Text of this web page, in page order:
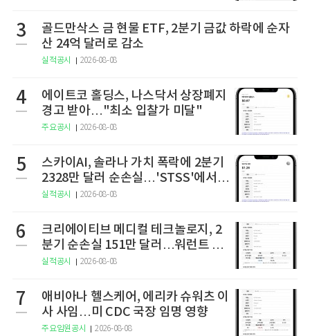
3
골드만삭스 금 현물 ETF, 2분기 금값 하락에 순자
산 24억 달러로 감소
실적공시 2026-08-08
4
에이트코 홀딩스, 나스닥서 상장폐지
경고 받아…"최소 입찰가 미달"
주요공시 2026-08-08
5
스카이AI, 솔라나 가치 폭락에 2분기
2328만 달러 순손실…'STSS'에서
사명·티커 변경 완료
실적공시 2026-08-08
6
크리에이티브 메디컬 테크놀로지, 2
분기 순손실 151만 달러…워런트 행
사로 446만 달러 조달
실적공시 2026-08-08
7
애비아나 헬스케어, 에리카 슈워츠 이
사 사임…미 CDC 국장 임명 영향
주요임원공시 2026-08-08